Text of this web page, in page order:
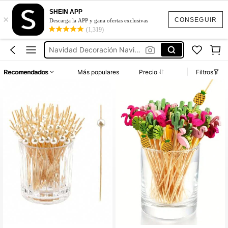
CONSEGUIR
×
SHEIN APP
Descarga la APP y gana ofertas exclusivas
(1,319)
Fiesta Hawaiana Tropical
Navidad
Navidad Decoración Navideña 2026
Adornos De Navidad
Fiesta Tropical
Navidad
Recomendados Más populares Precio Filtros